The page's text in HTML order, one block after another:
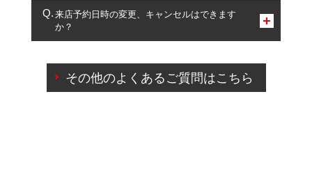
複数サービスのご予約は可能です。
一部の商品・サービスの組み合わせに限り、同時にご予約が
出来ないものもございます。
来店予約日時の変更、キャンセルはできます
か？
ご来店予約日の3営業日前を過ぎている場合のご予約
の日時変更につきましては、直接ご予約の店舗まで
その他のよくあるご質問はこちら